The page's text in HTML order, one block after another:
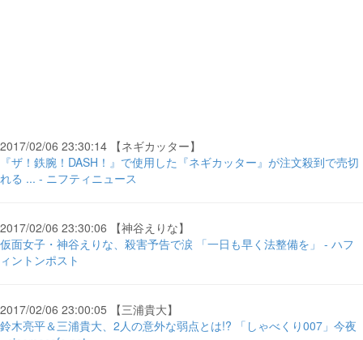
2017/02/06 23:30:14 【ネギカッター】
『ザ！鉄腕！DASH！』で使用した『ネギカッター』が注文殺到で売切
れる ... - ニフティニュース
2017/02/06 23:30:06 【神谷えりな】
仮面女子・神谷えりな、殺害予告で涙 「一日も早く法整備を」 - ハフ
ィントンポスト
2017/02/06 23:00:05 【三浦貴大】
鈴木亮平＆三浦貴大、2人の意外な弱点とは!? 「しゃべくり007」今夜